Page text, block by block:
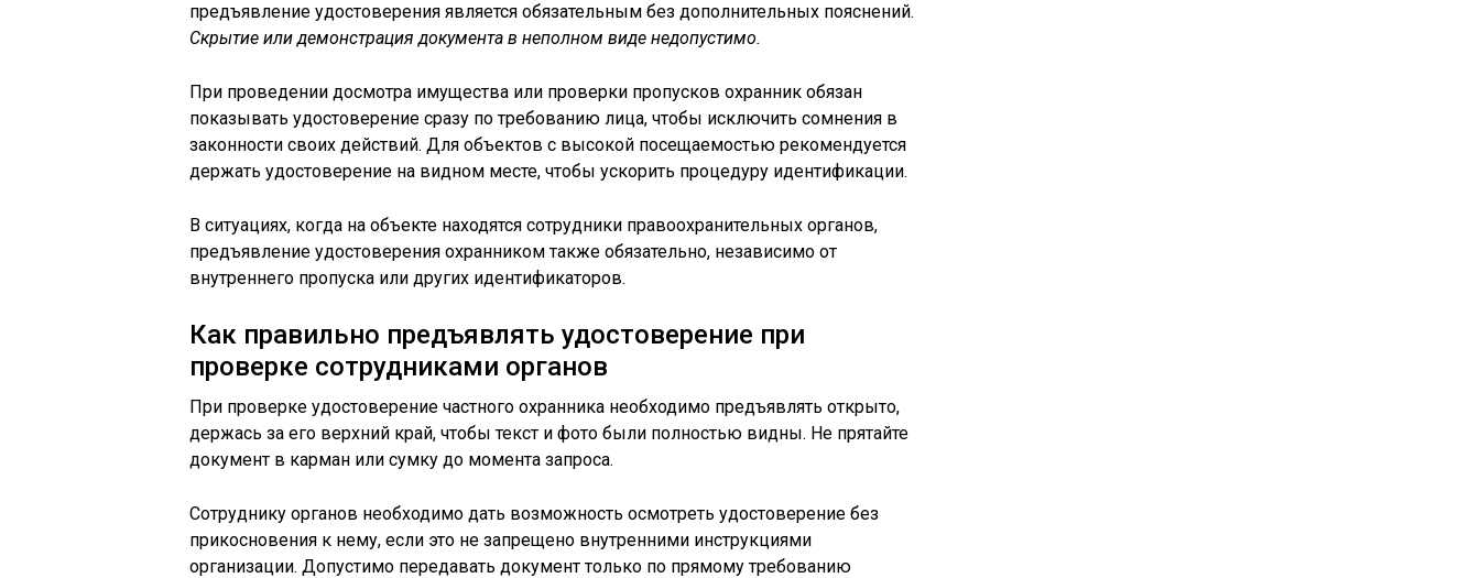
предъявление удостоверения является обязательным без дополнительных пояснений.
Скрытие или демонстрация документа в неполном виде недопустимо.
При проведении досмотра имущества или проверки пропусков охранник обязан
показывать удостоверение сразу по требованию лица, чтобы исключить сомнения в
законности своих действий. Для объектов с высокой посещаемостью рекомендуется
держать удостоверение на видном месте, чтобы ускорить процедуру идентификации.
В ситуациях, когда на объекте находятся сотрудники правоохранительных органов,
предъявление удостоверения охранником также обязательно, независимо от
внутреннего пропуска или других идентификаторов.
Как правильно предъявлять удостоверение при
проверке сотрудниками органов
При проверке удостоверение частного охранника необходимо предъявлять открыто,
держась за его верхний край, чтобы текст и фото были полностью видны. Не прятайте
документ в карман или сумку до момента запроса.
Сотруднику органов необходимо дать возможность осмотреть удостоверение без
прикосновения к нему, если это не запрещено внутренними инструкциями
организации. Допустимо передавать документ только по прямому требованию